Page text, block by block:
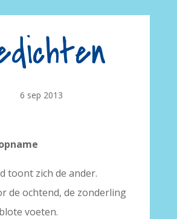
6 sep 2013
toont zich de ander.
de ochtend, de zonderling
voeten.